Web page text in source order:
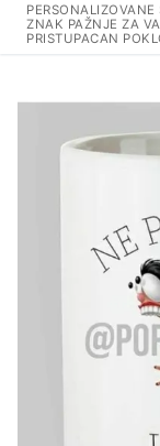
ZNAK PAŽNJE ZA
PRISTUPACAN